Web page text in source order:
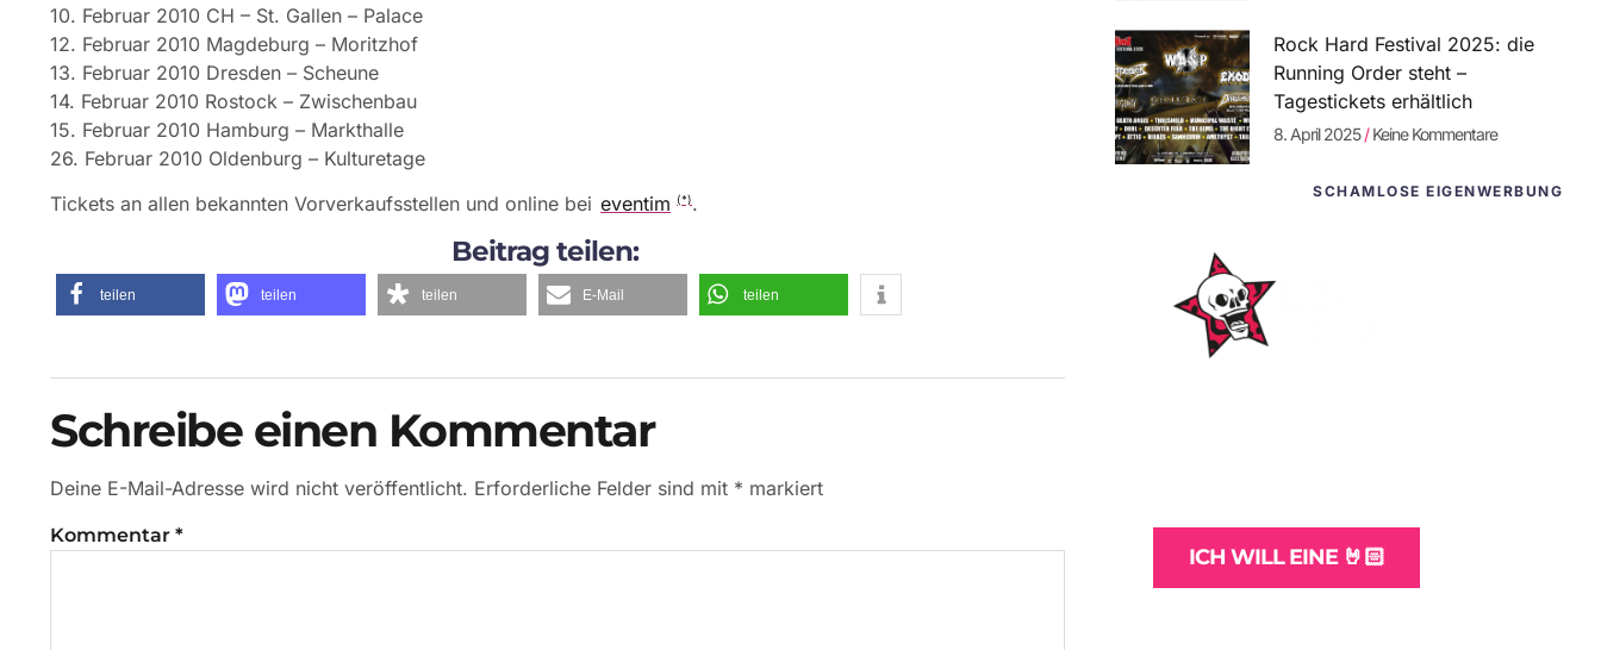
10. Februar 2010 CH – St. Gallen – Palace
12. Februar 2010 Magdeburg – Moritzhof
13. Februar 2010 Dresden – Scheune
14. Februar 2010 Rostock – Zwischenbau
15. Februar 2010 Hamburg – Markthalle
26. Februar 2010 Oldenburg – Kulturetage
Tickets an allen bekannten Vorverkaufsstellen und online bei eventim (*).
Beitrag teilen:
teilen teilen teilen E-Mail teilen
Schreibe einen Kommentar
Deine E-Mail-Adresse wird nicht veröffentlicht. Erforderliche Felder sind mit * markiert
Kommentar *
Rock Hard Festival 2025: die
Running Order steht –
Tagestickets erhältlich
8. April 2025 Keine Kommentare
SCHAMLOSE EIGENWERBUNG
ICH WILL EINE 🤘🏻